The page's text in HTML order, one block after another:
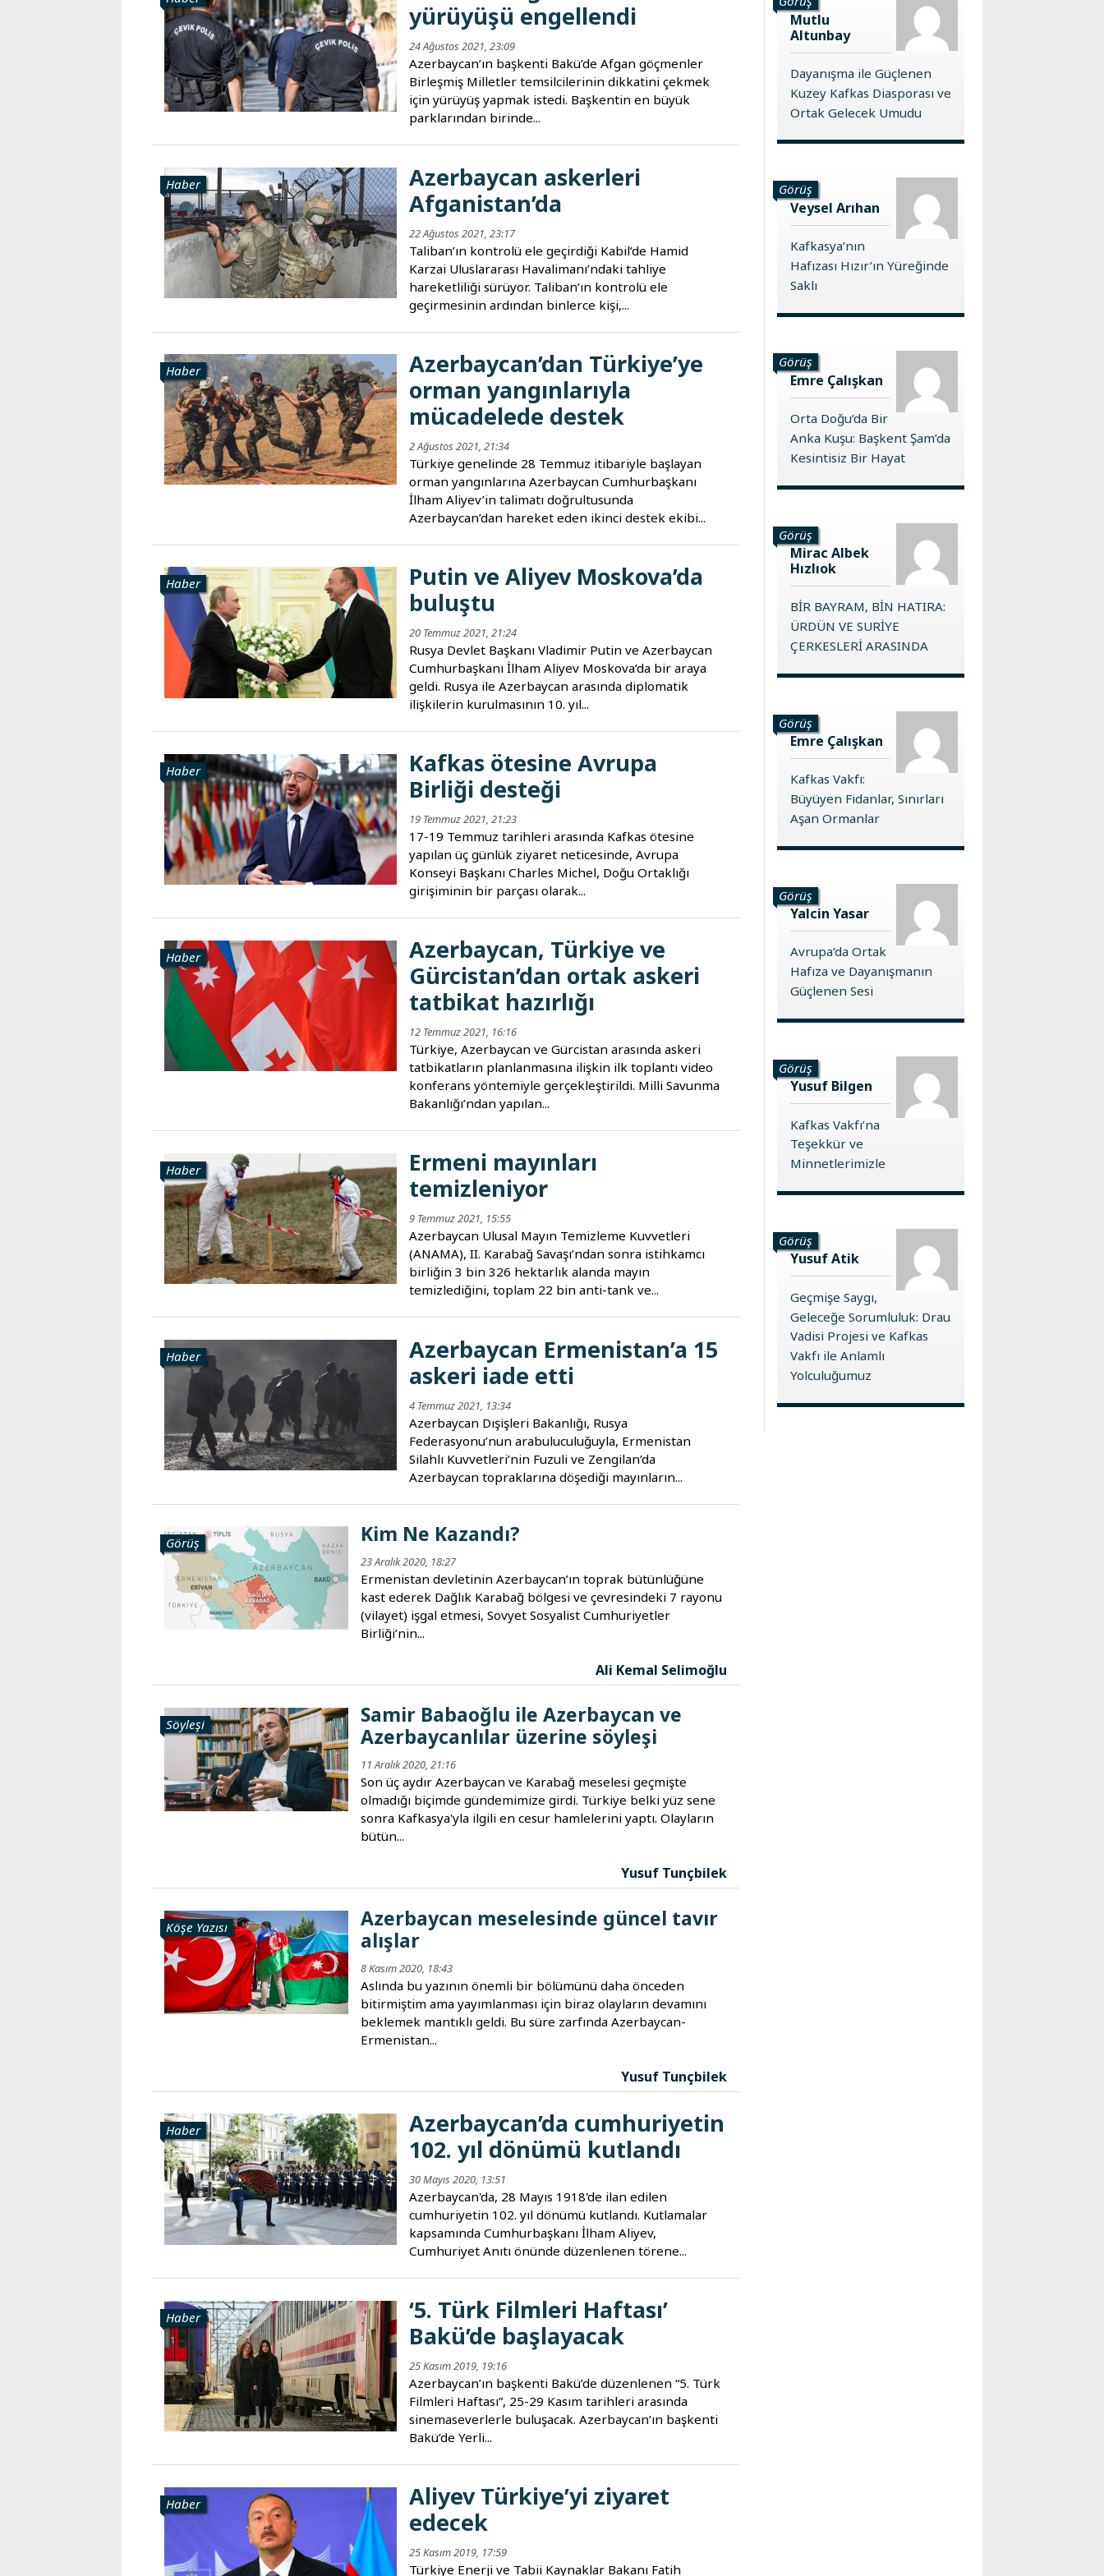
Karaçay-
Çerkes
Krasnodar
Kray
Kuzey
Osetya
yürüyüşü engellendi
24 Ağustos 2021, 23:09
Azerbaycan’ın başkenti Bakü’de Afgan göçmenler
Birleşmiş Milletler temsilcilerinin dikkatini çekmek
için yürüyüş yapmak istedi. Başkentin en büyük
parklarından birinde...
Haber
Azerbaycan askerleri
Afganistan’da
22 Ağustos 2021, 23:17
Taliban’ın kontrolü ele geçirdiği Kabil’de Hamid
Karzai Uluslararası Havalimanı’ndaki tahliye
hareketliliği sürüyor. Taliban’ın kontrolü ele
geçirmesinin ardından binlerce kişi,...
Haber
Azerbaycan’dan Türkiye’ye
orman yangınlarıyla
mücadelede destek
2 Ağustos 2021, 21:34
Türkiye genelinde 28 Temmuz itibariyle başlayan
orman yangınlarına Azerbaycan Cumhurbaşkanı
İlham Aliyev’in talimatı doğrultusunda
Azerbaycan’dan hareket eden ikinci destek ekibi...
Haber
Putin ve Aliyev Moskova’da
buluştu
20 Temmuz 2021, 21:24
Rusya Devlet Başkanı Vladimir Putin ve Azerbaycan
Cumhurbaşkanı İlham Aliyev Moskova’da bir araya
geldi. Rusya ile Azerbaycan arasında diplomatik
ilişkilerin kurulmasının 10. yıl...
Haber
Kafkas ötesine Avrupa
Birliği desteği
19 Temmuz 2021, 21:23
17-19 Temmuz tarihleri ​​arasında Kafkas ötesine
yapılan üç günlük ziyaret neticesinde, Avrupa
Konseyi Başkanı Charles Michel, Doğu Ortaklığı
girişiminin bir parçası olarak...
Haber
Azerbaycan, Türkiye ve
Gürcistan’dan ortak askeri
tatbikat hazırlığı
12 Temmuz 2021, 16:16
Türkiye, Azerbaycan ve Gürcistan arasında askeri
tatbikatların planlanmasına ilişkin ilk toplantı video
konferans yöntemiyle gerçekleştirildi. Milli Savunma
Bakanlığı’ndan yapılan...
Haber
Ermeni mayınları
temizleniyor
9 Temmuz 2021, 15:55
Azerbaycan Ulusal Mayın Temizleme Kuvvetleri
(ANAMA), II. Karabağ Savaşı’ndan sonra istihkamcı
birliğin 3 bin 326 hektarlık alanda mayın
temizlediğini, toplam 22 bin anti-tank ve...
Haber
Azerbaycan Ermenistan’a 15
askeri iade etti
4 Temmuz 2021, 13:34
Azerbaycan Dışişleri Bakanlığı, Rusya
Federasyonu’nun arabuluculuğuyla, Ermenistan
Silahlı Kuvvetleri’nin Fuzuli ve Zengilan’da
Azerbaycan topraklarına döşediği mayınların...
Görüş Kim Ne Kazandı?
23 Aralık 2020, 18:27
Ermenistan devletinin Azerbaycan’ın toprak bütünlüğüne
kast ederek Dağlık Karabağ bölgesi ve çevresindeki 7 rayonu
(vilayet) işgal etmesi, Sovyet Sosyalist Cumhuriyetler
Birliği’nin...
Ali Kemal Selimoğlu
Söyleşi
Samir Babaoğlu ile Azerbaycan ve
Azerbaycanlılar üzerine söyleşi
11 Aralık 2020, 21:16
Son üç aydır Azerbaycan ve Karabağ meselesi geçmişte
olmadığı biçimde gündemimize girdi. Türkiye belki yüz sene
sonra Kafkasya'yla ilgili en cesur hamlelerini yaptı. Olayların
bütün...
Yusuf Tunçbilek
Köşe Yazısı
Azerbaycan meselesinde güncel tavır
alışlar
8 Kasım 2020, 18:43
Aslında bu yazının önemli bir bölümünü daha önceden
bitirmiştim ama yayımlanması için biraz olayların devamını
beklemek mantıklı geldi. Bu süre zarfında Azerbaycan-
Ermenistan...
Yusuf Tunçbilek
Haber
Azerbaycan’da cumhuriyetin
102. yıl dönümü kutlandı
30 Mayıs 2020, 13:51
Azerbaycan'da, 28 Mayıs 1918'de ilan edilen
cumhuriyetin 102. yıl dönümü kutlandı. Kutlamalar
kapsamında Cumhurbaşkanı İlham Aliyev,
Cumhuriyet Anıtı önünde düzenlenen törene...
Haber
‘5. Türk Filmleri Haftası’
Bakü’de başlayacak
25 Kasım 2019, 19:16
Azerbaycan’ın başkenti Bakü’de düzenlenen “5. Türk
Filmleri Haftası”, 25-29 Kasım tarihleri arasında
sinemaseverlerle buluşacak. Azerbaycan’ın başkenti
Bakü’de Yerli...
Haber
Aliyev Türkiye’yi ziyaret
edecek
25 Kasım 2019, 17:59
Türkiye Enerji ve Tabii Kaynaklar Bakanı Fatih
Mutlu
Altunbay
Dayanışma ile Güçlenen
Kuzey Kafkas Diasporası ve
Ortak Gelecek Umudu
Görüş
Veysel Arıhan
Kafkasya’nın
Hafızası Hızır’ın Yüreğinde
Saklı
Görüş
Emre Çalışkan
Orta Doğu’da Bir
Anka Kuşu: Başkent Şam’da
Kesintisiz Bir Hayat
Görüş
Mirac Albek
Hızlıok
BİR BAYRAM, BİN HATIRA:
ÜRDÜN VE SURİYE
ÇERKESLERİ ARASINDA
Görüş
Emre Çalışkan
Kafkas Vakfı:
Büyüyen Fidanlar, Sınırları
Aşan Ormanlar
Görüş
Yalcin Yasar
Avrupa’da Ortak
Hafıza ve Dayanışmanın
Güçlenen Sesi
Görüş
Yusuf Bilgen
Kafkas Vakfı’na
Teşekkür ve
Minnetlerimizle
Görüş
Yusuf Atik
Geçmişe Saygı,
Geleceğe Sorumluluk: Drau
Vadisi Projesi ve Kafkas
Vakfı ile Anlamlı
Yolculuğumuz